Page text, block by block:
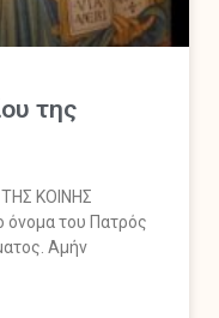
της
ΚΟΙΝΗΣ
όνομα του Πατρός
Αμήν